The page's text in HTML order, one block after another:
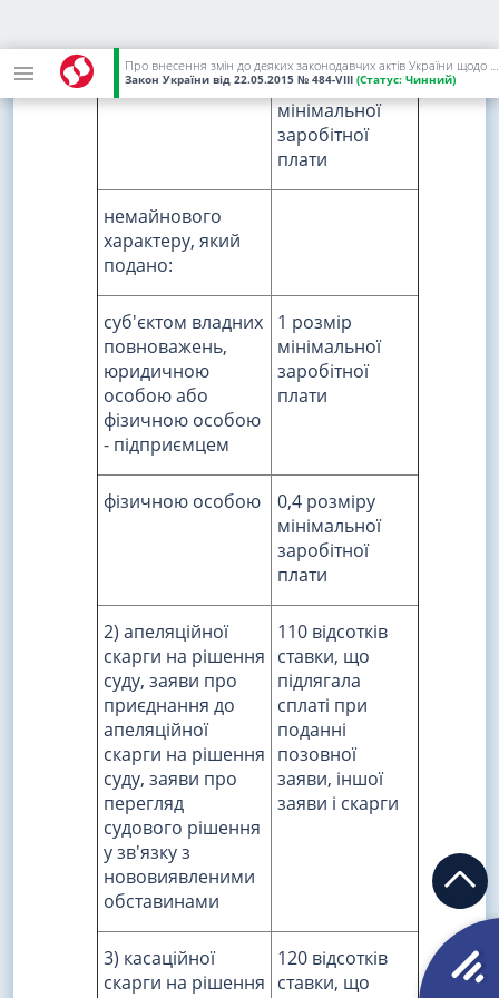
Про внесення змін до деяких законодавчих актів України щодо сплати судового збору
Закон України від 22.05.2015 № 484-VIII (Статус: Чинний)
більше 5
розмірів
мінімальної
заробітної
плати
немайнового
характеру, який
подано:
суб'єктом владних
повноважень,
юридичною
особою або
фізичною особою
- підприємцем
1 розмір
мінімальної
заробітної
плати
фізичною особою
0,4 розміру
мінімальної
заробітної
плати
2) апеляційної
скарги на рішення
суду, заяви про
приєднання до
апеляційної
скарги на рішення
суду, заяви про
перегляд
судового рішення
у зв'язку з
нововиявленими
обставинами
110 відсотків
ставки, що
підлягала
сплаті при
поданні
позовної
заяви, іншої
заяви і скарги
3) касаційної
скарги на рішення
120 відсотків
ставки, що